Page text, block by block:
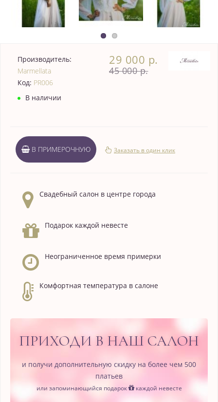
Производитель:
Marmellata
Код: PR006
В наличии
29 000 р.
45 000 р.
В ПРИМЕРОЧНУЮ Заказать в один клик
Свадебный салон в центре города
Подарок каждой невесте
Неограниченное время примерки
Комфортная температура в салоне
ПРИХОДИ В НАШ САЛОН
и получи дополнительную скидку на более чем 500
платьев
или запоминающийся подарок каждой невесте